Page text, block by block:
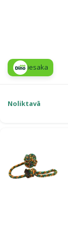
iesaka
Noliktavā